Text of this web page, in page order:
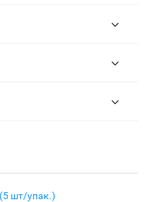
шт/упак.)